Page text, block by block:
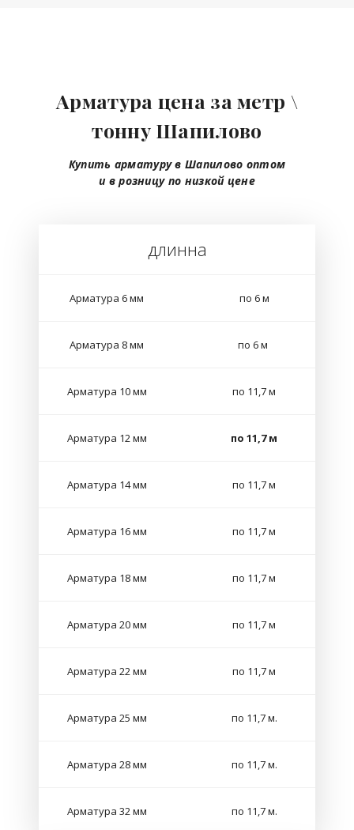
Арматура цена за метр \
тонну Шапилово
Купить арматуру в Шапилово оптом
и в розницу по низкой цене
длинна
Арматура 6 мм по 6 м
Арматура 8 мм по 6 м
Арматура 10 мм по 11,7 м
Арматура 12 мм по 11,7 м
Арматура 14 мм по 11,7 м
Арматура 16 мм по 11,7 м
Арматура 18 мм по 11,7 м
Арматура 20 мм по 11,7 м
Арматура 22 мм по 11,7 м
Арматура 25 мм по 11,7 м.
Арматура 28 мм по 11,7 м.
Арматура 32 мм по 11,7 м.